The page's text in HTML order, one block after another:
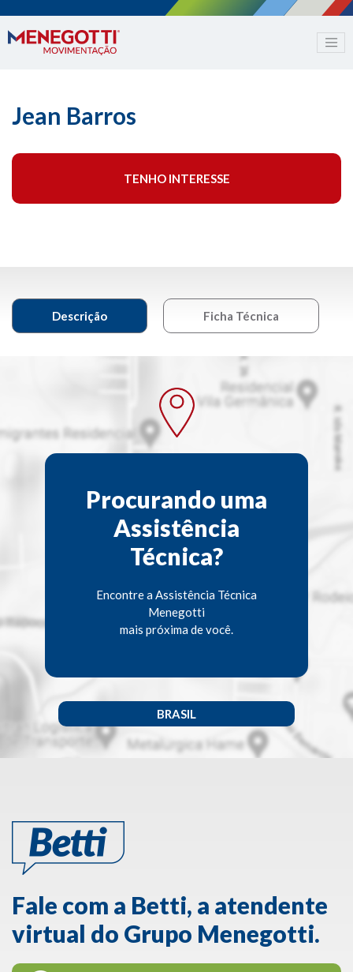
Jean Barros
TENHO INTERESSE
Descrição Ficha Técnica
Procurando uma
Assistência
Técnica?
Encontre a Assistência Técnica
Menegotti
mais próxima de você.
BRASIL
Fale com a Betti, a atendente
virtual do Grupo Menegotti.